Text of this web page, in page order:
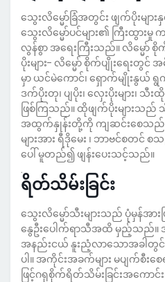
သွေးလိမ္မော်ခြံအတွင်း ဖျက်ပိုးများနှ
သွေးလိမ္မော်ပင်များ၏ ကြီးထွ
လွန်စွာ အရေးကြီးသည်။ လိမ္မော်
ပိုးများ- လိမ္မော် စိုက်ပျိုးရေးတွင်
မှာ ယင်မဲကောင်၊ ရှောက်မျိုးနွယ် ရွ
ဒက်ပိုးတု၊ ပျပိုး၊ လှေးပိုးများ၊
ဖြစ်ကြသည်။ ထိုဖျက်ပိုးများသ
အထွက်နှုန်းတို့ကို ကျဆင်းစေသည်။ ရ
များအား ရီဒိုမေး ၊ ဘာဗင်စတင်
ပေါ် မူတည်၍ ဖျန်းပေးသင့်သည်။
.
ရိတ်သိမ်းခြင်း
သွေးလိမ္မော်သီးများသည် ပုံမှန်အားဖ
နွေဦးပေါက်ရာသီအထိ မှည့်သည်။ အ
အနည်းငယ် နူးညံ့လာသောအခါတွ
ပါ။ အကိုင်းအခက်များ မပျက်စီး
ဖြင့်ဂရုစိုက်ရိတ်သိမ်းခြင်းအကောင်